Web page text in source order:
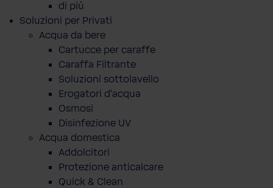
di più
Soluzioni per Privati
Acqua da bere
Cartucce per caraffe
Caraffa Filtrante
Soluzioni sottolavello
Erogatori d'acqua
Osmosi
Disinfezione UV
Acqua domestica
Addolcitori
Protezione anticalcare
Quick & Clean